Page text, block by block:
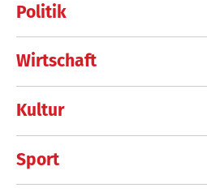
Politik
Wirtschaft
Kultur
Sport